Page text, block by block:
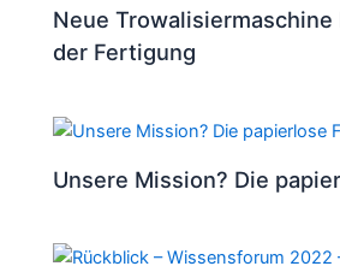
Neue Trowalisiermaschine
der Fertigung
Unsere Mission? Die